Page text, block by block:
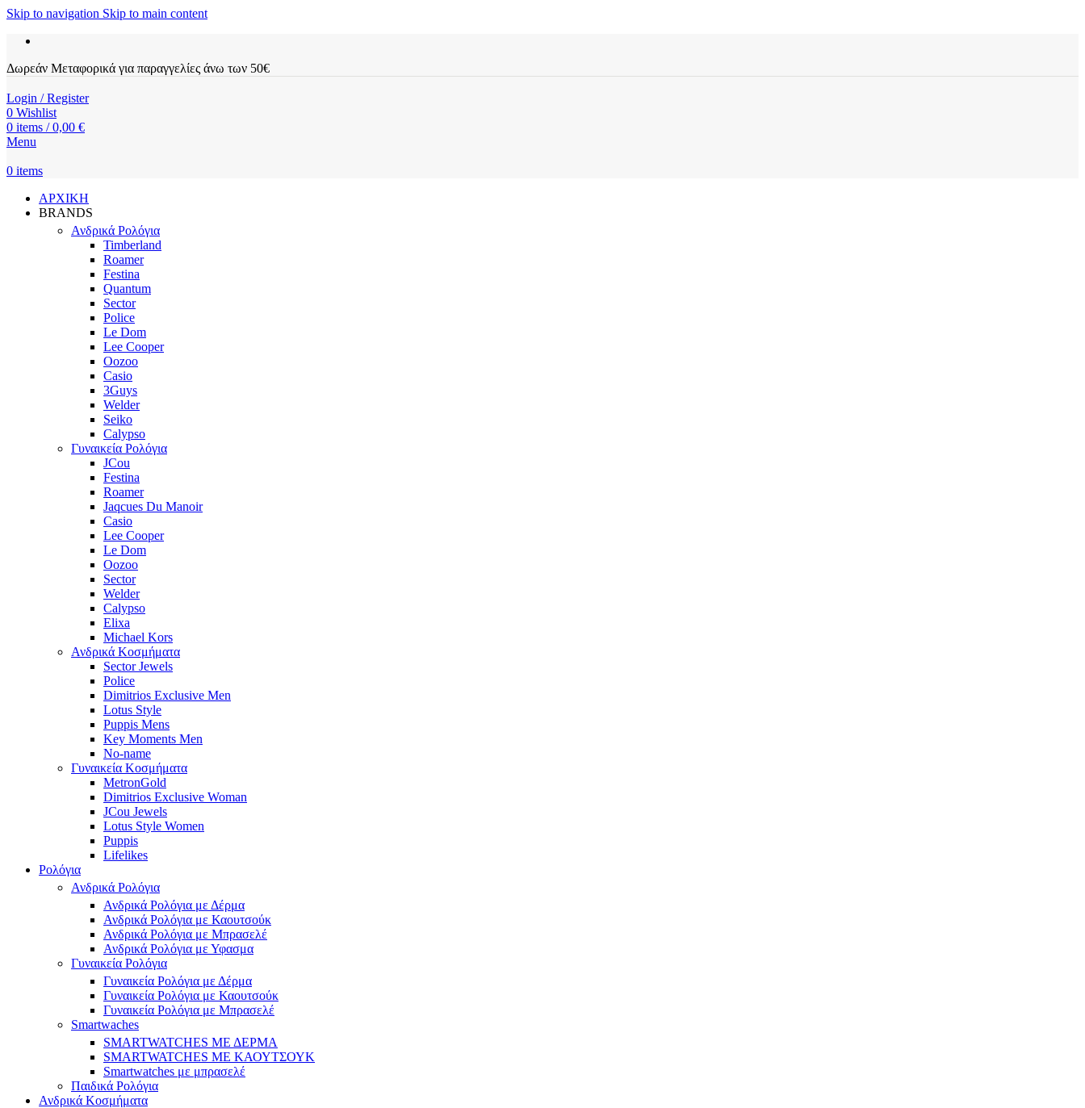
Skip to navigation Skip to main content
Δωρεάν Μεταφορικά για παραγγελίες άνω των 50€
Login / Register
0 Wishlist
0 items / 0,00 €
Menu
0 items
ΑΡΧΙΚΗ
BRANDS
Ανδρικά Ρολόγια
Timberland
Roamer
Festina
Quantum
Sector
Police
Le Dom
Lee Cooper
Oozoo
Casio
3Guys
Welder
Seiko
Calypso
Γυναικεία Ρολόγια
JCou
Festina
Roamer
Jaqcues Du Manoir
Casio
Lee Cooper
Le Dom
Oozoo
Sector
Welder
Calypso
Elixa
Michael Kors
Ανδρικά Κοσμήματα
Sector Jewels
Police
Dimitrios Exclusive Men
Lotus Style
Puppis Mens
Key Moments Men
No-name
Γυναικεία Κοσμήματα
MetronGold
Dimitrios Exclusive Woman
JCou Jewels
Lotus Style Women
Puppis
Lifelikes
Ρολόγια
Ανδρικά Ρολόγια
Ανδρικά Ρολόγια με Δέρμα
Ανδρικά Ρολόγια με Καουτσούκ
Ανδρικά Ρολόγια με Μπρασελέ
Ανδρικά Ρολόγια με Υφασμα
Γυναικεία Ρολόγια
Γυναικεία Ρολόγια με Δέρμα
Γυναικεία Ρολόγια με Καουτσούκ
Γυναικεία Ρολόγια με Μπρασελέ
Smartwaches
SMARTWATCHES ΜΕ ΔΕΡΜΑ
SMARTWATCHES ΜΕ ΚΑΟΥΤΣΟΥΚ
Smartwatches με μπρασελέ
Παιδικά Ρολόγια
Ανδρικά Κοσμήματα